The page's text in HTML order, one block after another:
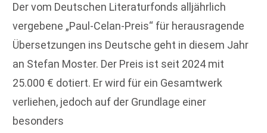
Der vom Deutschen Literaturfonds alljährlich
vergebene „Paul-Celan-Preis“ für herausragende
Übersetzungen ins Deutsche geht in diesem Jahr
an Stefan Moster. Der Preis ist seit 2024 mit
25.000 € dotiert. Er wird für ein Gesamtwerk
verliehen, jedoch auf der Grundlage einer
besonders